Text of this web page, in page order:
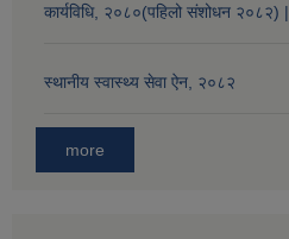
कार्यविधि, २०८०(पहिलो संशोधन २०८२) |
स्थानीय स्वास्थ्य सेवा ऐन, २०८२
more